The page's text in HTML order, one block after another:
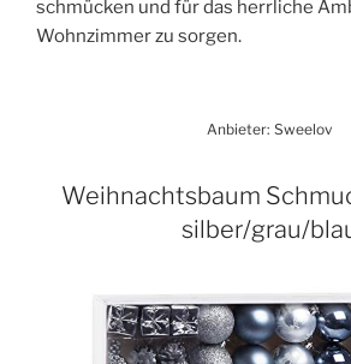
schmücken und für das herrliche
Wohnzimmer zu sorgen.
Anbieter: Sweelov
Weihnachtsbaum
silber/grau/